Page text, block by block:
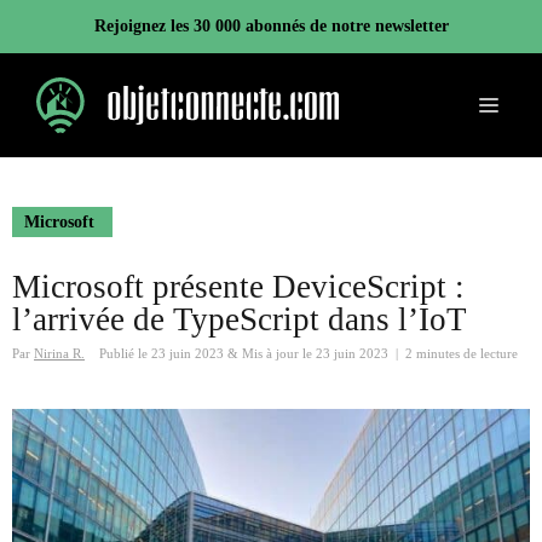
contenu
Rejoignez les 30 000 abonnés de notre newsletter
Menu
Microsoft
Microsoft présente DeviceScript :
l’arrivée de TypeScript dans l’IoT
Par Nirina R. Publié le 23 juin 2023 & Mis à jour le 23 juin 2023 2 minutes de lecture